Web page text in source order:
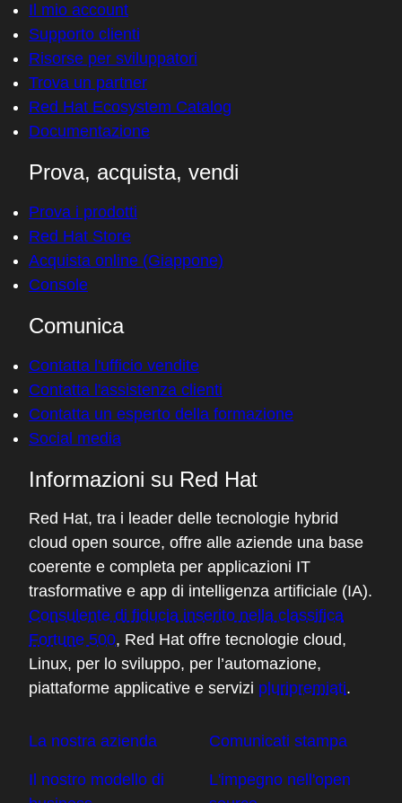
Il mio account
Supporto clienti
Risorse per sviluppatori
Trova un partner
Red Hat Ecosystem Catalog
Documentazione
Prova, acquista, vendi
Prova i prodotti
Red Hat Store
Acquista online (Giappone)
Console
Comunica
Contatta l'ufficio vendite
Contatta l'assistenza clienti
Contatta un esperto della formazione
Social media
Informazioni su Red Hat
Red Hat, tra i leader delle tecnologie hybrid
cloud open source, offre alle aziende una base
coerente e completa per applicazioni IT
trasformative e app di intelligenza artificiale (IA).
Consulente di fiducia inserito nella classifica
Fortune 500, Red Hat offre tecnologie cloud,
Linux, per lo sviluppo, per l’automazione,
piattaforme applicative e servizi pluripremiati.
La nostra azienda
Il nostro modello di
Comunicati stampa
L'impegno nell'open